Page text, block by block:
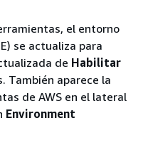
el entorno
se actualiza para
de Habilitar
También aparece la
de AWS en el lateral
Environment